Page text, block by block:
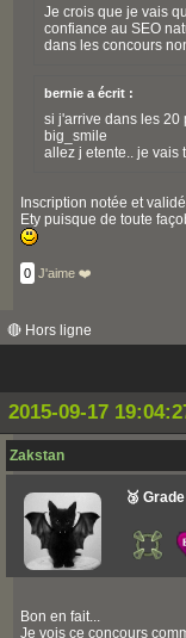
Je crois que je vais
confiance au SEO
dans les concours
bernie a écrit :
si j'arrive dans les 20
big_smile
allez j etente.. je vais
Inscription notée et
Ety puisque de toute
0 J'aime ❤️
🔴 Hors ligne
2015-09-17
Zakstan
🥉
Bon en fait...
Je vois ce concours